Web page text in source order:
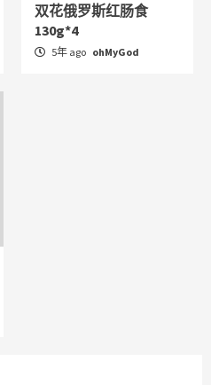
双花俄罗斯红肠食
130g*4
5年 ago ohMyGod